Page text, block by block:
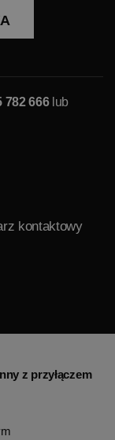
782 666lub
kontaktowy
z przyłączem